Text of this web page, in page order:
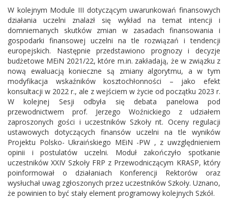
W kolejnym Module III dotyczącym uwarunkowań finansowych
działania uczelni znalazł się wykład na temat intencji i
domniemanych skutków zmian w zasadach finansowania i
gospodarki finansowej uczelni na tle rozwiązań i tendencji
europejskich. Następnie przedstawiono prognozy i decyzje
budżetowe MEiN 2021/22, które m.in. zakładają, że w związku z
nową ewaluacją konieczne są zmiany algorytmu, a w tym
modyfikacja wskaźników kosztochłonności – jako efekt
konsultacji w 2022 r., ale z wejściem w życie od początku 2023 r.
W kolejnej Sesji odbyła się debata panelowa pod
przewodnictwem prof. Jerzego Woźnickiego z udziałem
zaproszonych gości i uczestników Szkoły nt. Oceny regulacji
ustawowych dotyczących finansów uczelni na tle wyników
Projektu Polsko- Ukraińskiego MEiN -PW , z uwzględnieniem
opinii i postulatów uczelni. Moduł zakończyło spotkanie
uczestników XXIV Szkoły FRP z Przewodniczącym KRASP, który
poinformował o działaniach Konferencji Rektorów oraz
wysłuchał uwag zgłoszonych przez uczestników Szkoły. Uznano,
że powinien to być stały element programowy kolejnych Szkół.